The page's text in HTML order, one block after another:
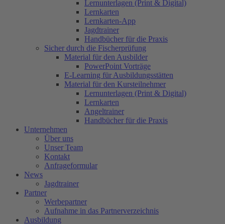
Lernunterlagen (Print & Digital)
Lernkarten
Lernkarten-App
Jagdtrainer
Handbücher für die Praxis
Sicher durch die Fischerprüfung
Material für den Ausbilder
PowerPoint Vorträge
E-Learning für Ausbildungsstätten
Material für den Kursteilnehmer
Lernunterlagen (Print & Digital)
Lernkarten
Angeltrainer
Handbücher für die Praxis
Unternehmen
Über uns
Unser Team
Kontakt
Anfrageformular
News
Jagdtrainer
Partner
Werbepartner
Aufnahme in das Partnerverzeichnis
Ausbildung